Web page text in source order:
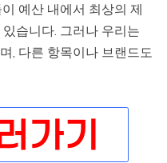
예산 내에서 최상의 제
습니다. 그러나 우리는
, 다른 항목이나 브랜드도